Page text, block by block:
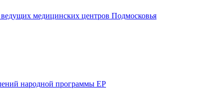
медицинских центров Подмосковья
народной программы ЕР